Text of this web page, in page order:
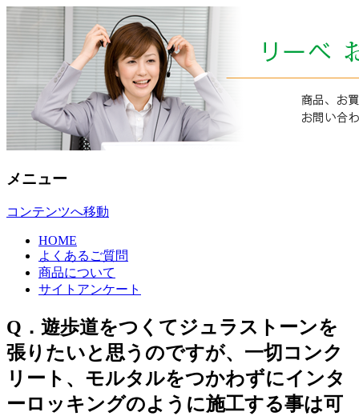
ウッドデッキ・エクステリア
のリーベ 問い合わせセンタ
ー
ウッドデッキ、エクステリアの送料、
価格、品質、使い方、納期、商品説明の
問合せ
メニュー
コンテンツへ移動
HOME
よくあるご質問
商品について
サイトアンケート
Q．遊歩道をつくてジュラストーンを
張りたいと思うのですが、一切コンク
リート、モルタルをつかわずにインタ
ーロッキングのように施工する事は可